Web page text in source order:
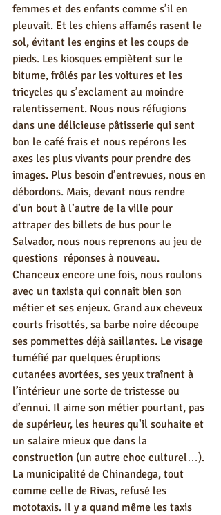
femmes et des enfants comme s’il en
pleuvait. Et les chiens affamés rasent le
sol, évitant les engins et les coups de
pieds. Les kiosques empiètent sur le
bitume, frôlés par les voitures et les
tricycles qu s’exclament au moindre
ralentissement. Nous nous réfugions
dans une délicieuse pâtisserie qui sent
bon le café frais et nous repérons les
axes les plus vivants pour prendre des
images. Plus besoin d’entrevues, nous en
débordons. Mais, devant nous rendre
d’un bout à l’autre de la ville pour
attraper des billets de bus pour le
Salvador, nous nous reprenons au jeu de
questions  réponses à nouveau.
Chanceux encore une fois, nous roulons
avec un taxista qui connaît bien son
métier et ses enjeux. Grand aux cheveux
courts frisottés, sa barbe noire découpe
ses pommettes déjà saillantes. Le visage
tuméfié par quelques éruptions
cutanées avortées, ses yeux traînent à
l’intérieur une sorte de tristesse ou
d’ennui. Il aime son métier pourtant, pas
de supérieur, les heures qu’il souhaite et
un salaire mieux que dans la
construction (un autre choc culturel…).
La municipalité de Chinandega, tout
comme celle de Rivas, refusé les
mototaxis. Il y a quand même les taxis